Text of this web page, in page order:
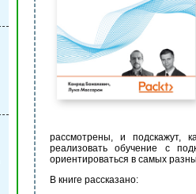
рассмотрены, и подскажут,
реализовать обучение с
ориентироваться в самых
В книге рассказано: